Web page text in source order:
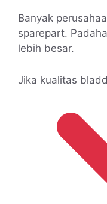
Banyak
sparepart.
lebih besar.
Jika kualitas